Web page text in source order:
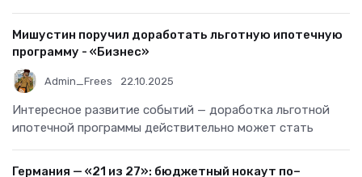
Мишустин поручил доработать льготную ипотечную
программу - «Бизнес»
Admin_Frees 22.10.2025
Интересное развитие событий — доработка льготной
ипотечной программы действительно может стать
Германия — «21 из 27»: бюджетный нокаут по–